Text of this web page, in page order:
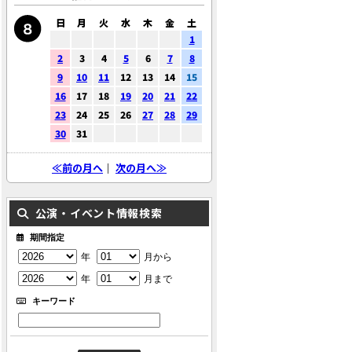
日 月 火 水 木 金
土
1
2
3 4 5 6 7
8
9
10 11 12 13 14
15
16
17 18 19 20 21
22
23
24 25 26 27 28
29
30
31
≪前の月へ ｜ 次の月へ≫
公演・イベント情報検索
期間指定
年
月から
年
月まで
キーワード